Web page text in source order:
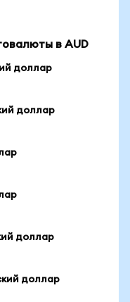
в AUD
доллар
доллар
доллар
доллар